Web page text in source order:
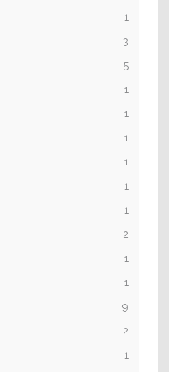
1
3
5
1
1
1
1
1
1
2
1
1
9
2
1